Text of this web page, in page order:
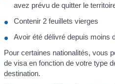
avez prévu de quitter le
Contenir 2 feuillets vierges
Avoir été délivré depuis moins
Pour certaines nationalités, vous
de visa en fonction de votre type
destination.